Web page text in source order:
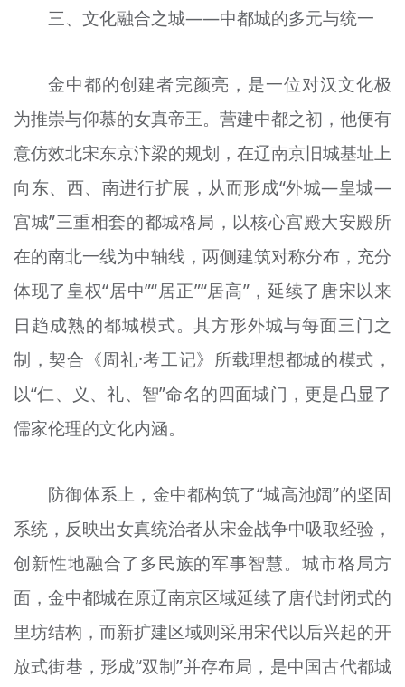
三、文化融合之城——中都城的多元与统一
金中都的创建者完颜亮，是一位对汉文化极
为推崇与仰慕的女真帝王。营建中都之初，他便有
意仿效北宋东京汴梁的规划，在辽南京旧城基址上
向东、西、南进行扩展，从而形成“外城—皇城—
宫城”三重相套的都城格局，以核心宫殿大安殿所
在的南北一线为中轴线，两侧建筑对称分布，充分
体现了皇权“居中”“居正”“居高”，延续了唐宋以来
日趋成熟的都城模式。其方形外城与每面三门之
制，契合《周礼·考工记》所载理想都城的模式，
以“仁、义、礼、智”命名的四面城门，更是凸显了
儒家伦理的文化内涵。
防御体系上，金中都构筑了“城高池阔”的坚固
系统，反映出女真统治者从宋金战争中吸取经验，
创新性地融合了多民族的军事智慧。城市格局方
面，金中都城在原辽南京区域延续了唐代封闭式的
里坊结构，而新扩建区域则采用宋代以后兴起的开
放式街巷，形成“双制”并存布局，是中国古代都城